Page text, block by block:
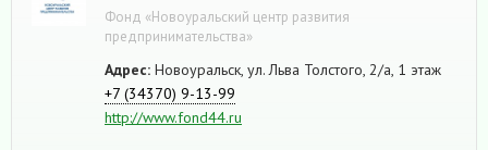
Фонд «Новоуральский центр развития
предпринимательства»
Адрес: Новоуральск, ул. Льва Толстого, 2/а, 1 этаж
+7 (34370) 9-13-99
http://www.fond44.ru